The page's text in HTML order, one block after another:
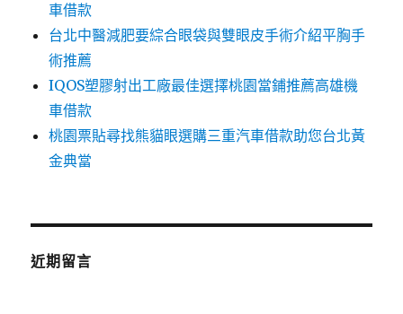
車借款
台北中醫減肥要綜合眼袋與雙眼皮手術介紹平胸手
術推薦
IQOS塑膠射出工廠最佳選擇桃園當鋪推薦高雄機
車借款
桃園票貼尋找熊貓眼選購三重汽車借款助您台北黃
金典當
近期留言